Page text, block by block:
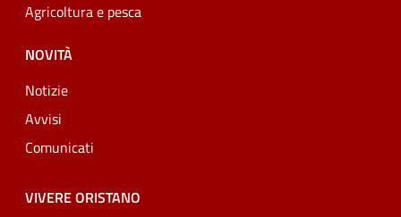
Agricoltura e pesca
NOVITÀ
Notizie
Avvisi
Comunicati
VIVERE ORISTANO